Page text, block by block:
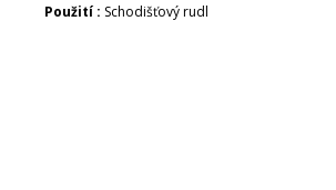
Použití : Schodišťový rudl